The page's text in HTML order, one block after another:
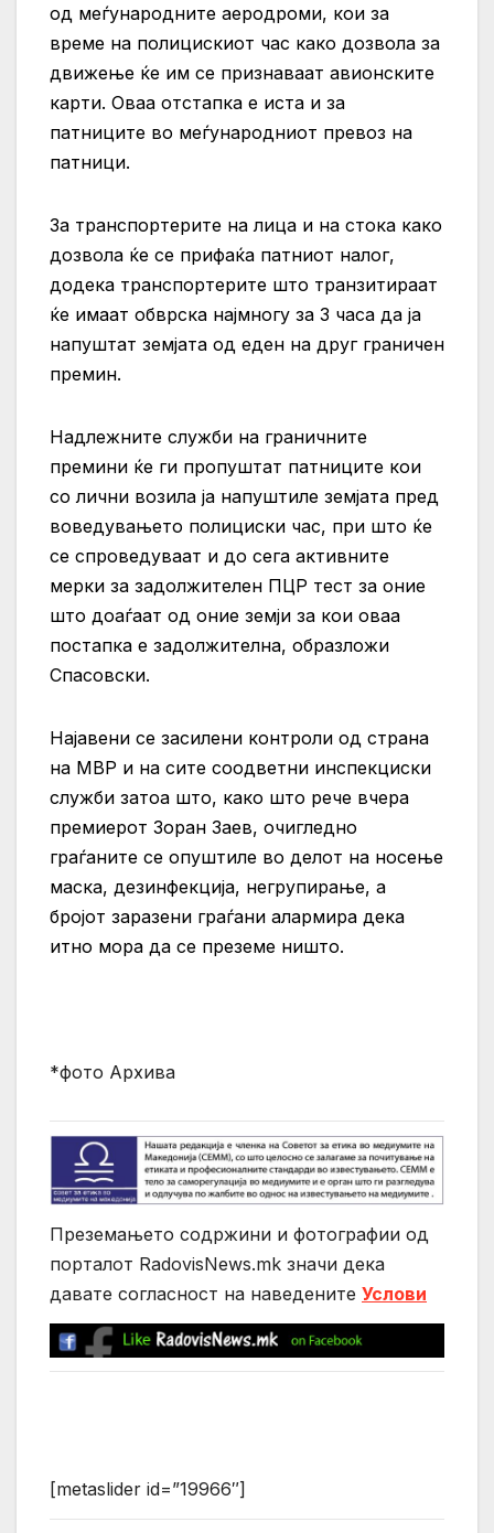
од меѓународните аеродроми, кои за
време на полицискиот час како дозвола за
движење ќе им се признаваат авионските
карти. Оваа отстапка е иста и за
патниците во меѓународниот превоз на
патници.
За транспортерите на лица и на стока како
дозвола ќе се прифаќа патниот налог,
додека транспортерите што транзитираат
ќе имаат обврска најмногу за 3 часа да ја
напуштат земјата од еден на друг граничен
премин.
Надлежните служби на граничните
премини ќе ги пропуштат патниците кои
со лични возила ја напуштиле земјата пред
воведувањето полициски час, при што ќе
се спроведуваат и до сега активните
мерки за задолжителен ПЦР тест за оние
што доаѓаат од оние земји за кои оваа
постапка е задолжителна, образложи
Спасовски.
Најавени се засилени контроли од страна
на МВР и на сите соодветни инспекциски
служби затоа што, како што рече вчера
премиерот Зоран Заев, очигледно
граѓаните се опуштиле во делот на носење
маска, дезинфекција, негрупирање, а
бројот заразени граѓани алармира дека
итно мора да се преземе ништо.
*фото Архива
Преземањето содржини и фотографии од
порталот RadovisNews.mk значи дека
давате согласност на нaведените Услови
[metaslider id=”19966″]